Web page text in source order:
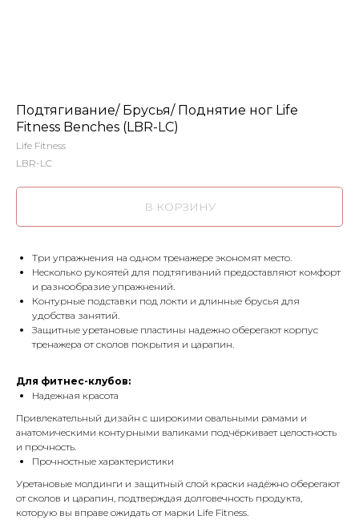
Подтягивание/ Брусья/ Поднятие ног Life
Fitness Benches (LBR-LC)
Life Fitness
LBR-LC
В КОРЗИНУ
Три упражнения на одном тренажере экономят место.
Несколько рукоятей для подтягиваний предоставляют комфорт
и разнообразие упражнений.
Контурные подставки под локти и длинные брусья для
удобства занятий.
Защитные уретановые пластины надежно оберегают корпус
тренажера от сколов покрытия и царапин.
Для фитнес-клубов:
Надежная красота
Привлекательный дизайн с широкими овальными рамами и
анатомическими контурными валиками подчёркивает целостность
и прочность.
Прочностные характеристики
Уретановые молдинги и защитный слой краски надёжно оберегают
от сколов и царапин, подтверждая долговечность продукта,
которую вы вправе ожидать от марки Life Fitness.